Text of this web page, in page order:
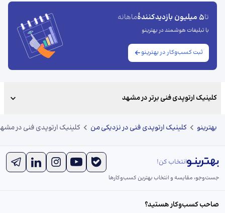
تا5 میلیون بازدیدکنندهٔ ماهانه
با تبلیغات هوشمند در بهترینو
ثبت کسب‌وکار در بهترینو
کلینیک ارتوپدی فنی برتر در مشهد
بهترینو کلینیک ارتوپدی فنی در نزدیکی من کلینیک ارتوپدی فنی در
انتخاب کن!
جست‌و‌جو، مقایسه و انتخاب بهترین کسب‌وکارها
صاحب کسب‌وکار هستید؟